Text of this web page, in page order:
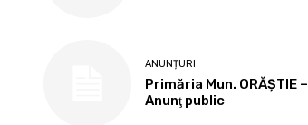
ANUNȚURI
Primăria Mun. ORĂȘTIE –
Anunţ public